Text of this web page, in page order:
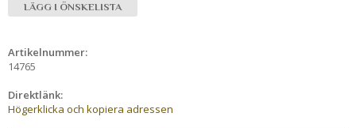
LÄGG I ÖNSKELISTA
Artikelnummer:
14765
Direktlänk:
Högerklicka och kopiera adressen